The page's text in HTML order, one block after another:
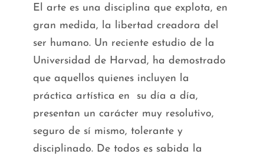
El arte es una disciplina que explota, en
gran medida, la libertad creadora del
ser humano. Un reciente estudio de la
Universidad de Harvad, ha demostrado
que aquellos quienes incluyen la
práctica artística en su día a día,
presentan un carácter muy resolutivo,
seguro de sí mismo, tolerante y
disciplinado. De todos es sabida la